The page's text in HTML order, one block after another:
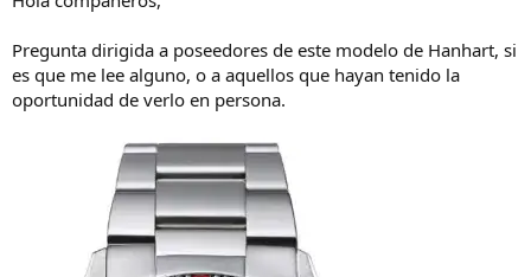
i
o
Pregunta dirigida a poseedores de este modelo de Hanhart, si
es que me lee alguno, o a aquellos que hayan tenido la
oportunidad de verlo en persona.